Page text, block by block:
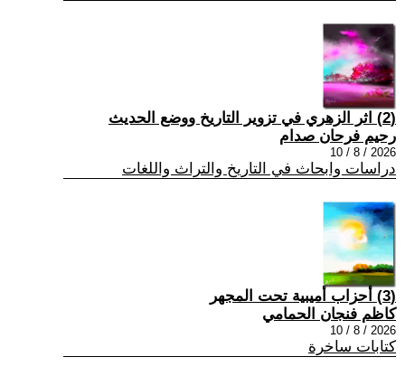
(2) اثر الزهري في تزوير التاريخ ووضع الحديث
رحيم فرحان صدام
2026 / 8 / 10
دراسات وابحاث في التاريخ والتراث واللغات
(3) أحزاب أميبية تحت المجهر
كاظم فنجان الحمامي
2026 / 8 / 10
كتابات ساخرة